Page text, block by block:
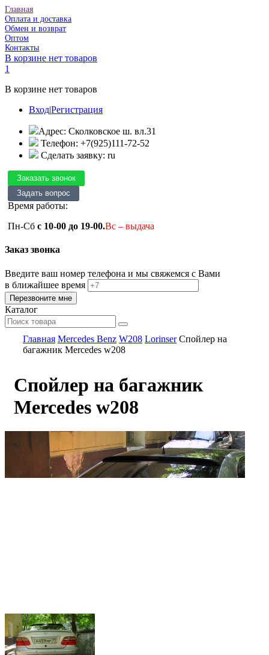
Главная
Оплата и доставка
Обмен и возврат
Оптом
Контакты
В корзине нет товаров
1
В корзине нет товаров
Вход|Регистрация
Адрес: Сколковское ш. вл.31
Телефон: +7(925)111-72-52
Сделать заявку: ru
Время работы:
Пн-Сб с 10-00 до 19-00.Вс – выдача
Заказ звонка
Введите ваш номер телефона и мы свяжемся с Вами
в ближайшее время
Каталог
Главная Mercedes Benz W208 Lorinser Спойлер на
багажник Mercedes w208
Спойлер на багажник
Mercedes w208